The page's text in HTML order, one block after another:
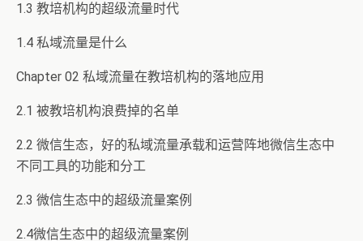
1.3 教培机构的超级流量时代
1.4 私域流量是什么
Chapter 02 私域流量在教培机构的落地应用
2.1 被教培机构浪费掉的名单
2.2 微信生态，好的私域流量承载和运营阵地微信生态中
不同工具的功能和分工
2.3 微信生态中的超级流量案例
2.4微信生态中的超级流量案例